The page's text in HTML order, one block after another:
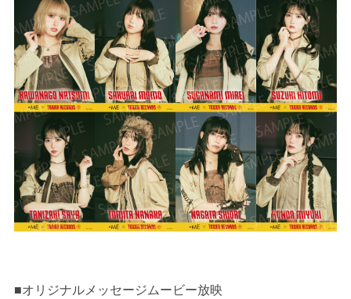
■オリジナルメッセージムービー放映